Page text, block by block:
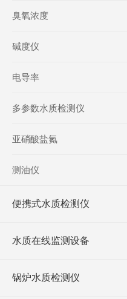
臭氧浓度
碱度仪
电导率
多参数水质检测仪
亚硝酸盐氮
测油仪
便携式水质检测仪
水质在线监测设备
锅炉水质检测仪